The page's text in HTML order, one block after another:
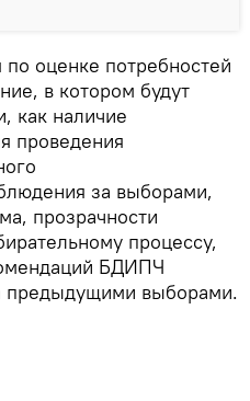
оценке потребностей
в котором будут
как наличие
проведения
за выборами,
прозрачности
процессу,
БДИПЧ
предыдущими выборами.